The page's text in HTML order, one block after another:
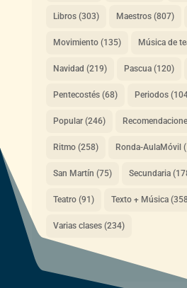
Libros(303) Maestros(807)
Movimiento(135) Música de
Navidad (219) Pascua(120)
Pentecostés(68) Periodos
Popular(246)
Ritmo(258) Ronda-AulaMóvil
San Martín (75) Secundaria
Teatro(91) Texto + Música
Varias clases(234)